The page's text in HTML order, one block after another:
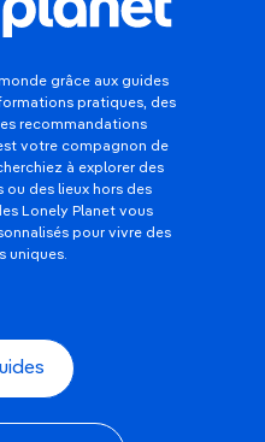
grâce aux guides
pratiques, des
recommandations
votre compagnon de
à explorer des
des lieux hors des
Lonely Planet vous
pour vivre des
uniques.